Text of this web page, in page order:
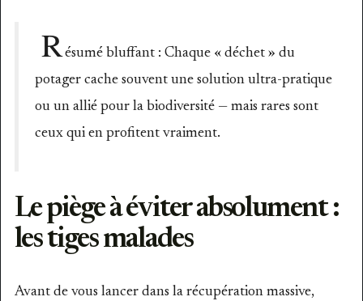
Résumé bluffant : Chaque « déchet » du
potager cache souvent une solution ultra-pratique
ou un allié pour la biodiversité — mais rares sont
ceux qui en profitent vraiment.
Le piège à éviter absolument :
les tiges malades
Avant de vous lancer dans la récupération massive,